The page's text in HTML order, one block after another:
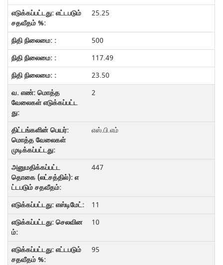
25.25
500
117.49
23.50
2
எஸ்.பி.எம்
447
11
10
95